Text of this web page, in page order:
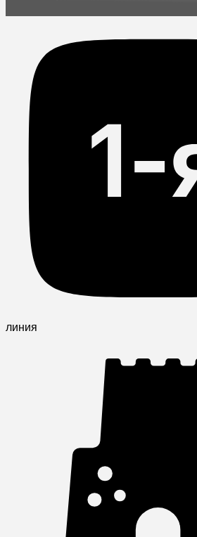
линия